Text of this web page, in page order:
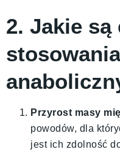
2. Jakie są
Przyrost masy
powodów, dla
jest ich zdolność